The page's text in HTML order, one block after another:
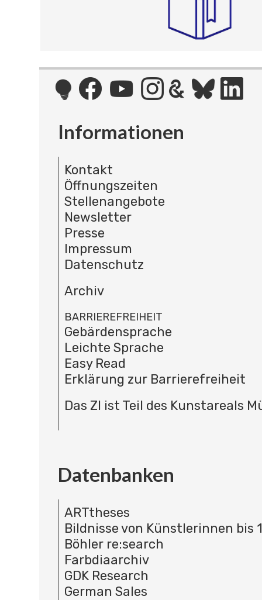
Informationen
Kontakt
Öffnungszeiten
Stellenangebote
Newsletter
Presse
Impressum
Datenschutz
Archiv
BARRIEREFREIHEIT
Gebärdensprache
Leichte Sprache
Easy Read
Erklärung zur Barrierefreiheit
Das ZI ist Teil des Kunstareals
Datenbanken
ARTtheses
Bildnisse von Künstlerinnen bis
Böhler re:search
Farbdiaarchiv
GDK Research
German Sales